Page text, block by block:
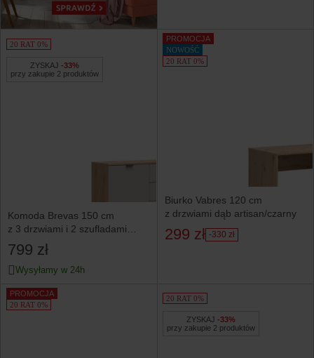
20 RAT 0%
ZYSKAJ -33%
przy zakupie 2 produktów
Komoda Brevas 150 cm
z 3 drzwiami i 2 szufladami
dąb artisan/kaszmir
799 zł
Wysyłamy w 24h
PROMOCJA
NOWOŚĆ
20 RAT 0%
Biurko Vabres 120 cm
z drzwiami dąb artisan/czarny
299 zł -330 zł
PROMOCJA
20 RAT 0%
20 RAT 0%
ZYSKAJ -33%
przy zakupie 2 produktów